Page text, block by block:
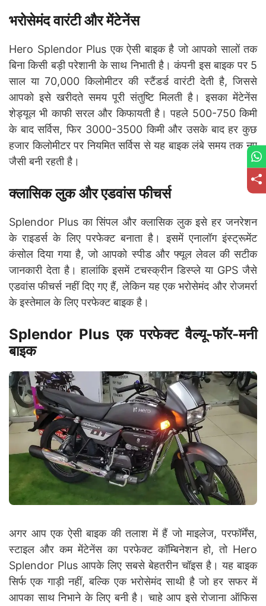
भरोसेमंद वारंटी और मेंटेनेंस
Hero Splendor Plus एक ऐसी बाइक है जो आपको सालों तक
बिना किसी बड़ी परेशानी के साथ निभाती है। कंपनी इस बाइक पर 5
साल या 70,000 किलोमीटर की स्टैंडर्ड वारंटी देती है, जिससे
आपको इसे खरीदते समय पूरी संतुष्टि मिलती है। इसका मेंटेनेंस
शेड्यूल भी काफी सरल और किफायती है। पहले 500-750 किमी
के बाद सर्विस, फिर 3000-3500 किमी और उसके बाद हर कुछ
हजार किलोमीटर पर नियमित सर्विस से यह बाइक लंबे समय तक नए
जैसी बनी रहती है।
क्लासिक लुक और एडवांस फीचर्स
Splendor Plus का सिंपल और क्लासिक लुक इसे हर जनरेशन
के राइडर्स के लिए परफेक्ट बनाता है। इसमें एनालॉग इंस्ट्रूमेंट
कंसोल दिया गया है, जो आपको स्पीड और फ्यूल लेवल की सटीक
जानकारी देता है। हालांकि इसमें टचस्क्रीन डिस्प्ले या GPS जैसे
एडवांस फीचर्स नहीं दिए गए हैं, लेकिन यह एक भरोसेमंद और रोजमर्रा
के इस्तेमाल के लिए परफेक्ट बाइक है।
Splendor Plus एक परफेक्ट वैल्यू-फॉर-मनी
बाइक
अगर आप एक ऐसी बाइक की तलाश में हैं जो माइलेज, परफॉर्मेंस,
स्टाइल और कम मेंटेनेंस का परफेक्ट कॉम्बिनेशन हो, तो Hero
Splendor Plus आपके लिए सबसे बेहतरीन चॉइस है। यह बाइक
सिर्फ एक गाड़ी नहीं, बल्कि एक भरोसेमंद साथी है जो हर सफर में
आपका साथ निभाने के लिए बनी है। चाहे आप इसे रोजाना ऑफिस